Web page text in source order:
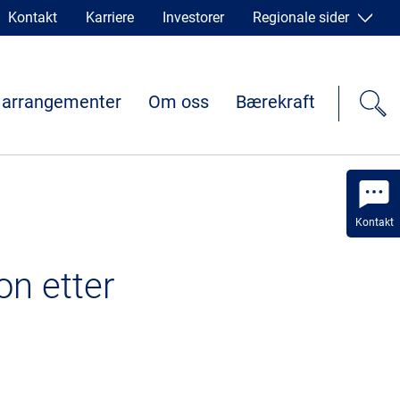
Kontakt
Kontakt Karriere Investorer Regionale sider
Om oss Bærekraft
etter